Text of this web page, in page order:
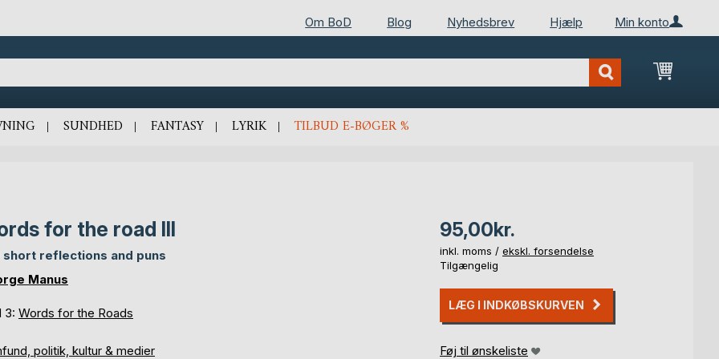
Min konto
Om BoD Blog Nyhedsbrev Hjælp
Min
SUNDHED FANTASY LYRIK TILBUD E-BØGER %
for the road III
short reflections and puns
Manus
3: Words for the Roads
politik, kultur & medier
95,00kr.
inkl. moms / ekskl. forsendelse
Tilgængelig
LÆG I INDKØBSKURVEN
Føj til ønskeliste